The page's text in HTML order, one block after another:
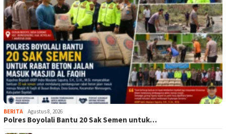
BERITA Agustus 8, 2026
Polres Boyolali Bantu 20 Sak Semen untuk…